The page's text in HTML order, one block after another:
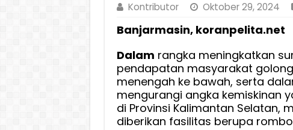
Kontributor Oktober 29, 2024
Banjarmasin, koranpelita.net
Dalam rangka meningkatkan
pendapatan masyarakat
menengah ke bawah, serta
mengurangi angka kemiskinan
di Provinsi Kalimantan Selatan,
diberikan fasilitas berupa